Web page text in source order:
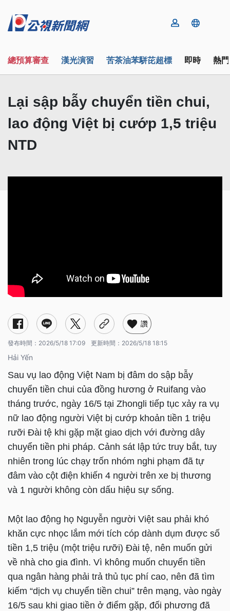
總預算審查 漢光演習 苦茶油苯駢芘超標 即時 熱
Lại sập bẫy chuyển tiền chui,
lao động Việt bị cướp 1,5 triệu
NTD
讚
發布時間： 2026/5/18 17:09 更新時間： 2026/5/18 18:15
Hải Yến
Sau vụ lao động Việt Nam bị đâm do sập bẫy
chuyển tiền chui của đồng hương ở Ruifang vào
tháng trước, ngày 16/5 tại Zhongli tiếp tục xảy ra vụ
nữ lao động người Việt bị cướp khoản tiền 1 triệu
rưỡi Đài tệ khi gặp mặt giao dịch với đường dây
chuyển tiền phi pháp. Cảnh sát lập tức truy bắt, tuy
nhiên trong lúc chạy trốn nhóm nghi phạm đã tự
đâm vào cột điện khiến 4 người trên xe bị thương
và 1 người không còn dấu hiệu sự sống.
Một lao động họ Nguyễn người Việt sau phải khó
khăn cực nhọc lắm mới tích cóp dành dụm được số
tiền 1,5 triệu (một triệu rưỡi) Đài tệ, nên muốn gửi
về nhà cho gia đình. Vì không muốn chuyển tiền
qua ngân hàng phải trả thủ tục phí cao, nên đã tìm
kiếm “dịch vụ chuyển tiền chui” trên mạng, vào ngày
16/5 sau khi giao tiền ở điểm gặp, đối phương đã